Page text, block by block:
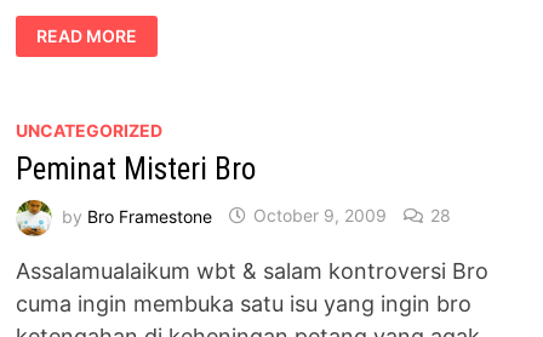
BILA
ADIK
BRO
READ MORE
UNCATEGORIZED
Peminat Misteri Bro
by Bro Framestone October 9, 2009 28
Assalamualaikum wbt & salam kontroversi Bro
cuma ingin membuka satu isu yang ingin bro